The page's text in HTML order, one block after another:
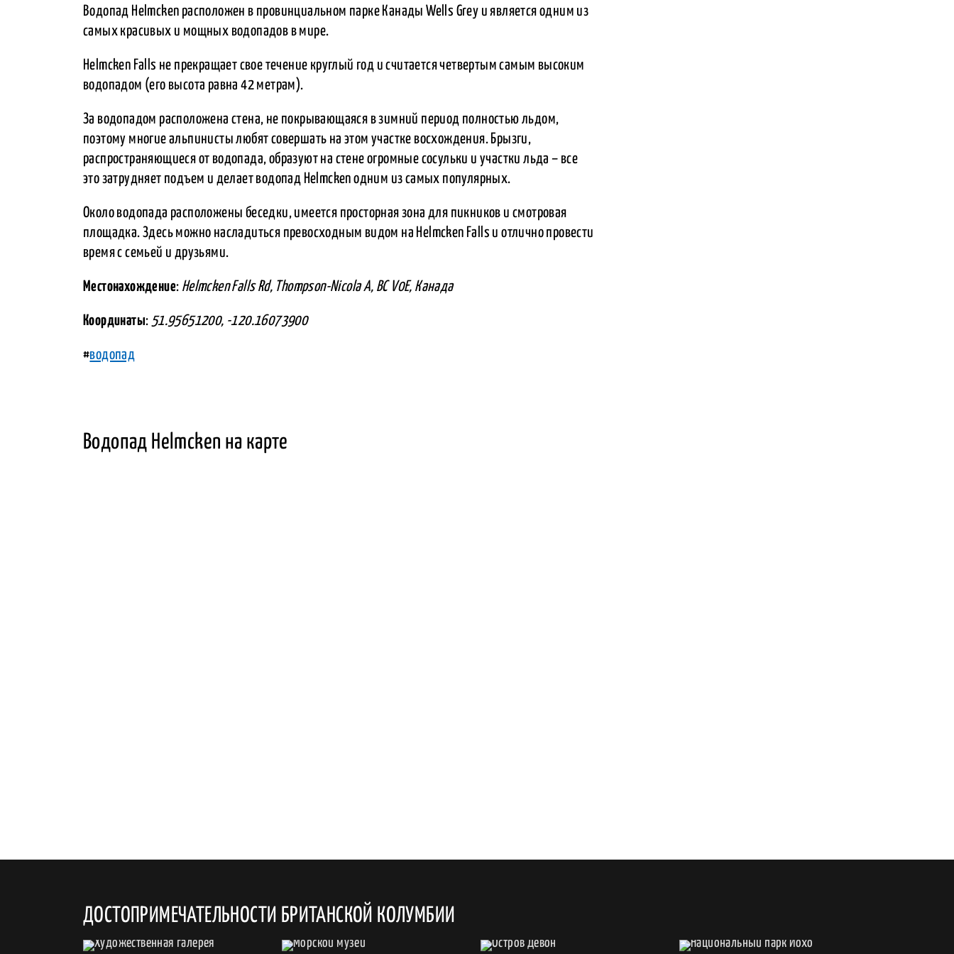
Водопад Helmcken расположен в провинциальном парке Канады Wells Grey и является одним из
самых красивых и мощных водопадов в мире.
Helmcken Falls не прекращает свое течение круглый год и считается четвертым самым высоким
водопадом (его высота равна 42 метрам).
За водопадом расположена стена, не покрывающаяся в зимний период полностью льдом,
поэтому многие альпинисты любят совершать на этом участке восхождения. Брызги,
распространяющиеся от водопада, образуют на стене огромные сосульки и участки льда – все
это затрудняет подъем и делает водопад Helmcken одним из самых популярных.
Около водопада расположены беседки, имеется просторная зона для пикников и смотровая
площадка. Здесь можно насладиться превосходным видом на Helmcken Falls и отлично провести
время с семьей и друзьями.
Местонахождение: Helmcken Falls Rd, Thompson-Nicola A, BC V0E, Канада
Координаты: 51.95651200, -120.16073900
#водопад
Водопад Helmcken на карте
ДОСТОПРИМЕЧАТЕЛЬНОСТИ БРИТАНСКОЙ КОЛУМБИИ